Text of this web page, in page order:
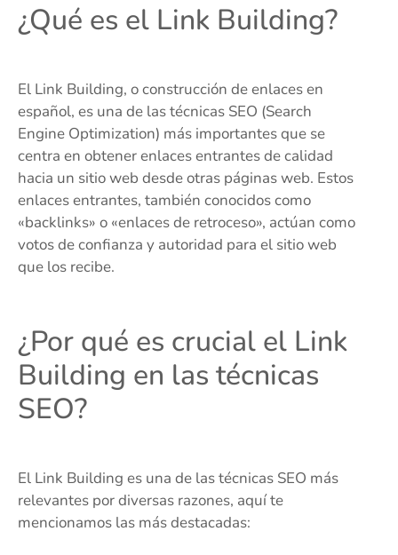
¿Qué es el Link Building?
El Link Building, o construcción de enlaces en
español, es una de las técnicas SEO (Search
Engine Optimization) más importantes que se
centra en obtener enlaces entrantes de calidad
hacia un sitio web desde otras páginas web. Estos
enlaces entrantes, también conocidos como
«backlinks» o «enlaces de retroceso», actúan como
votos de confianza y autoridad para el sitio web
que los recibe.
¿Por qué es crucial el Link
Building en las técnicas
SEO?
El Link Building es una de las técnicas SEO más
relevantes por diversas razones, aquí te
mencionamos las más destacadas: